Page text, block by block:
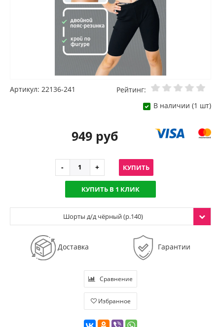
Артикул: 22136-241
Рейтинг:
В наличии (1 шт)
949 руб
КУПИТЬ
КУПИТЬ В 1 КЛИК
Шорты д/д чёрный (р.140)
Доставка Гарантии
Сравнение
Избранное